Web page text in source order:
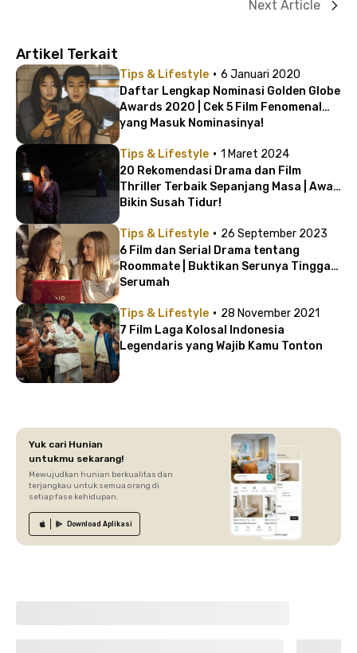
Next Article
Artikel Terkait
Tips & Lifestyle · 6 Januari 2020
Daftar Lengkap Nominasi Golden Globe
Awards 2020 | Cek 5 Film Fenomenal
yang Masuk Nominasinya!
Tips & Lifestyle · 1 Maret 2024
20 Rekomendasi Drama dan Film
Thriller Terbaik Sepanjang Masa | Awas
Bikin Susah Tidur!
Tips & Lifestyle · 26 September 2023
6 Film dan Serial Drama tentang
Roommate | Buktikan Serunya Tinggal
Serumah
Tips & Lifestyle · 28 November 2021
7 Film Laga Kolosal Indonesia
Legendaris yang Wajib Kamu Tonton
Yuk cari Hunian
untukmu sekarang!
Mewujudkan hunian berkualitas dan
terjangkau untuk semua orang di
setiap fase kehidupan.
Download Aplikasi